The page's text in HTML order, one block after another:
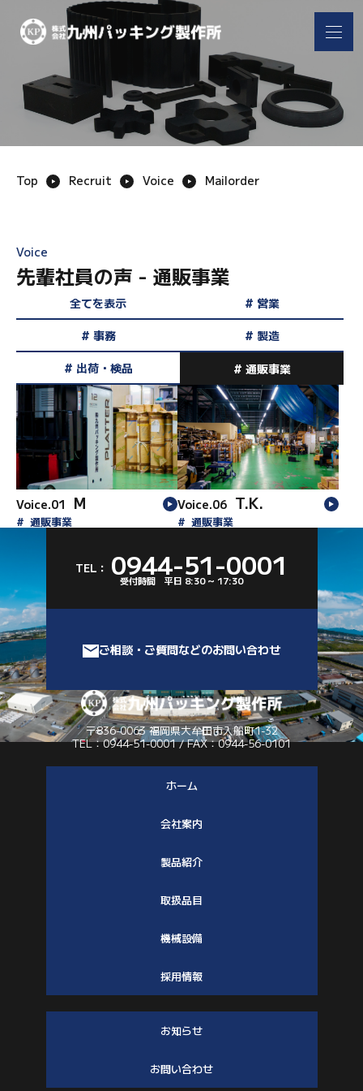
ホーム
製品紹介
取扱品目
機械設備
採用メッセージ
キャリア形成プラン
先輩社員の声
募集職種・要項
採用問い合わせフォーム
Top Recruit Voice Mailorder
Voice
先輩社員の声 - 通販事業
全てを表示
# 営業
# 事務
# 製造
# 出荷・検品
# 通販事業
Voice.01 M
通販事業
Voice.06 T.K.
通販事業
TEL： 0944-51-0001
受付時間 平日 8:30 ~ 17:30
ご相談・ご質問などのお問い合わせ
〒836-0063 福岡県大牟田市入船町1-32
TEL：0944-51-0001 / FAX：0944-56-0101
ホーム
会社案内
製品紹介
取扱品目
機械設備
採用情報
お知らせ
お問い合わせ